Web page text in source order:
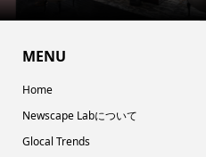
MENU
Home
Newscape Labについて
Glocal Trends